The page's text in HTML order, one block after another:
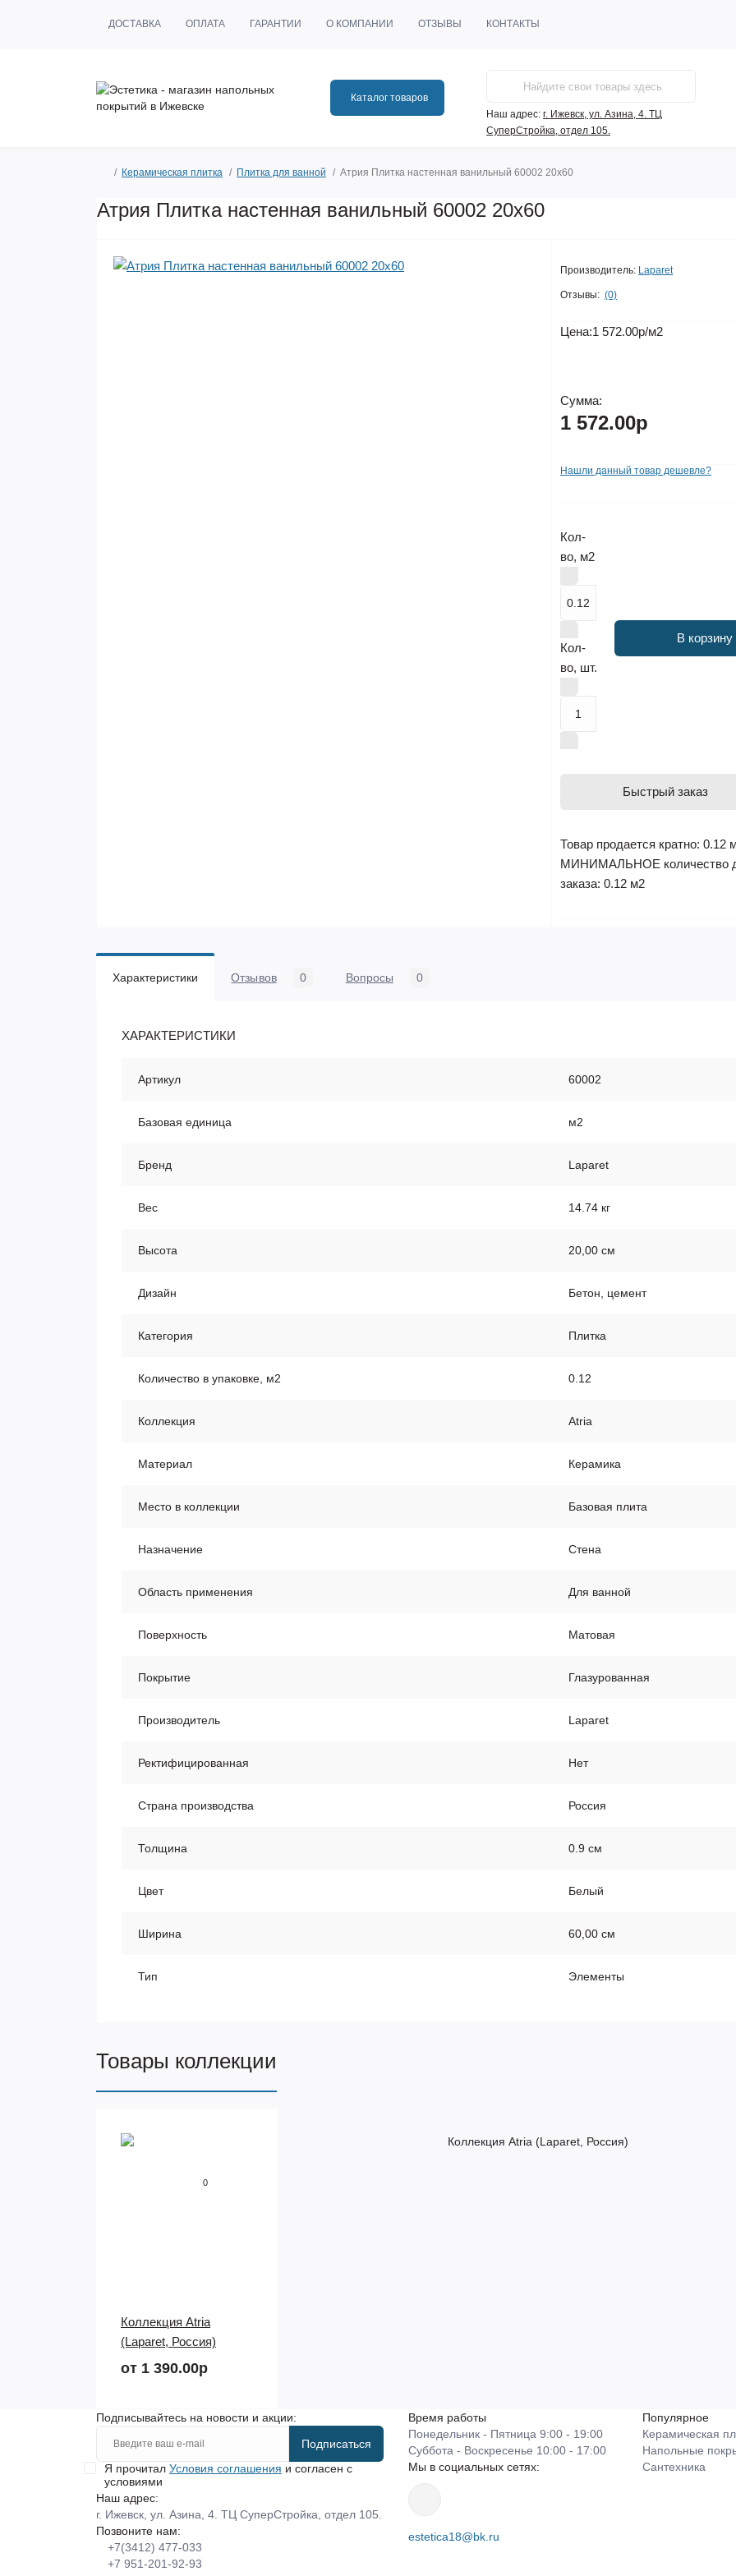
ДОСТАВКА ОПЛАТА ГАРАНТИИ О КОМПАНИИ ОТЗЫВЫ КОНТАКТЫ
Каталог товаров
Наш адрес: г. Ижевск, ул. Азина, 4. ТЦ
СуперСтройка, отдел 105.
Керамическая плитка Плитка для ванной Атрия Плитка настенная ванильный 60002 20х60
Атрия Плитка настенная ванильный 60002 20х60
Производитель: Laparet
Отзывы: (0)
Цена:1 572.00р/м2
Сумма:
1 572.00р
Нашли данный товар дешевле?
Кол-
во, м2
Кол-
во, шт.
В корзину
Быстрый заказ
Товар продается кратно: 0.12
МИНИМАЛЬНОЕ количество
заказа: 0.12 м2
Характеристики Отзывов 0 Вопросы 0
ХАРАКТЕРИСТИКИ
Артикул 60002
Базовая единица м2
Бренд Laparet
Вес 14.74 кг
Высота 20,00 см
Дизайн Бетон, цемент
Категория Плитка
Количество в упаковке, м2 0.12
Коллекция Atria
Материал Керамика
Место в коллекции Базовая плита
Назначение Стена
Область применения Для ванной
Поверхность Матовая
Покрытие Глазурованная
Производитель Laparet
Ректифицированная Нет
Страна производства Россия
Толщина 0.9 см
Цвет Белый
Ширина 60,00 см
Тип Элементы
Товары коллекции
0
Коллекция Atria
(Laparet, Россия)
от 1 390.00р
Подписывайтесь на новости и акции:
Подписаться
Я прочитал Условия соглашения и согласен с
условиями
Наш адрес:
г. Ижевск, ул. Азина, 4. ТЦ СуперСтройка, отдел 105.
Позвоните нам:
+7(3412) 477-033
+7 951-201-92-93
Время работы
Понедельник - Пятница 9:00 - 19:00
Суббота - Воскресенье 10:00 - 17:00
Мы в социальных сетях:
estetica18@bk.ru
Популярное
Керамическая
Напольные
Сантехника